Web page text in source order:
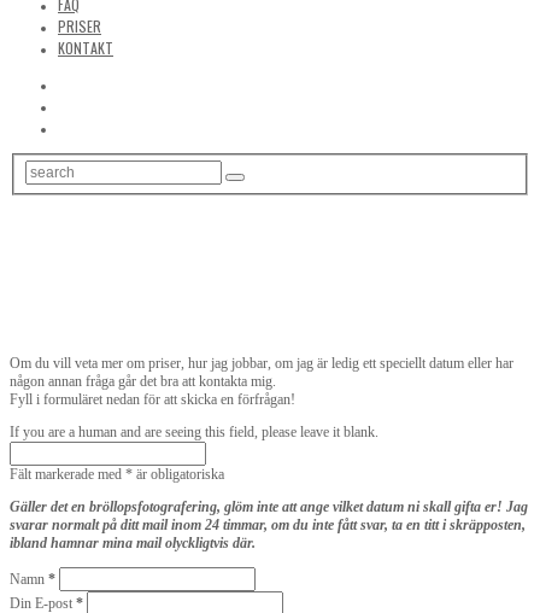
PRISER
KONTAKT
Om du vill veta mer om priser, hur jag jobbar, om jag är ledig ett speciellt datum eller har
någon annan fråga går det bra att kontakta mig.
Fyll i formuläret nedan för att skicka en förfrågan!
If you are a human and are seeing this field, please leave it blank.
Fält markerade med * är obligatoriska
Gäller det en bröllopsfotografering, glöm inte att ange vilket datum ni skall gifta er! Jag
svarar normalt på ditt mail inom 24 timmar, om du inte fått svar, ta en titt i skräpposten,
ibland hamnar mina mail olyckligtvis där.
Namn *
Din E-post *